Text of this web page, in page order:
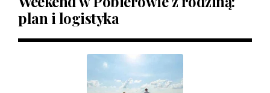
plan i logistyka